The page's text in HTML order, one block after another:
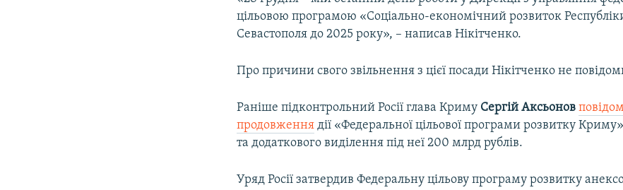
цільовою програмою «Соціально-економічний розвиток
Севастополя до 2025 року», – написав Нікітченко.
Про причини свого звільнення з цієї посади Нікітченко не
Раніше підконтрольний Росії глава Криму Сергій Аксьонов
продовження дії «Федеральної цільової програми розвитку
та додаткового виділення під неї 200 млрд рублів.
Уряд Росії затвердив Федеральну цільову програму розвитку